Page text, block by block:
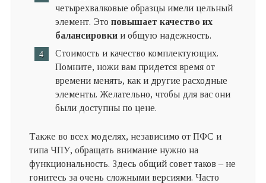
четырехвалковые образцы имели цельный
элемент. Это повышает качество их
балансировкии общую надежность.
Стоимость и качество комплектующих.
Помните, ножи вам придется время от
времени менять, как и другие расходные
элементы. Желательно, чтобы для вас они
были доступны по цене.
Также во всех моделях, независимо от ПФС и
типа ЧПУ, обращать внимание нужно на
функциональность. Здесь общий совет таков – не
гонитесь за очень сложными версиями. Часто